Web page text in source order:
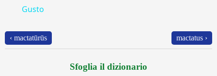
Gusto
‹ mactatūrūs mactatus ›
Sfoglia il dizionario